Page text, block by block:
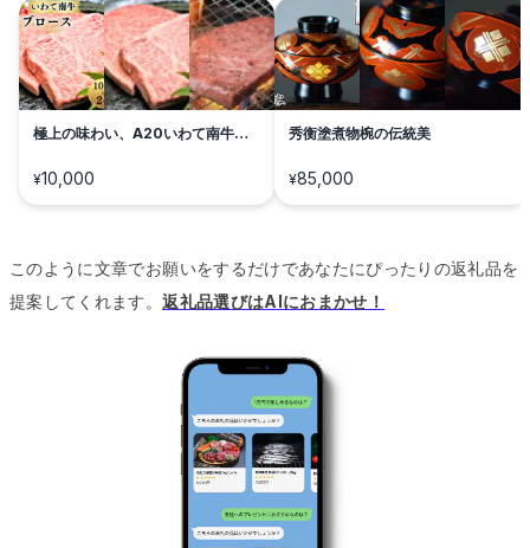
極上の味わい、A20いわて南牛リ
¥10,000
秀衡塗煮物椀の伝統美
¥85,000
このように文章でお願いをするだけであなたにぴったりの返礼品を
提案してくれます。返礼品選びはAIにおまかせ！